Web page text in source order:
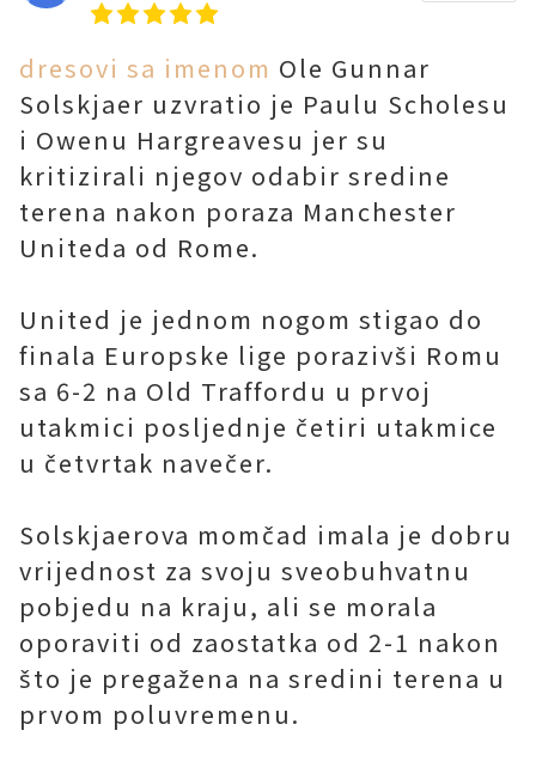
dresovi sa imenom Ole Gunnar
Solskjaer uzvratio je Paulu Scholesu
i Owenu Hargreavesu jer su
kritizirali njegov odabir sredine
terena nakon poraza Manchester
Uniteda od Rome.
United je jednom nogom stigao do
finala Europske lige porazivši Romu
sa 6-2 na Old Traffordu u prvoj
utakmici posljednje četiri utakmice
u četvrtak navečer.
Solskjaerova momčad imala je dobru
vrijednost za svoju sveobuhvatnu
pobjedu na kraju, ali se morala
oporaviti od zaostatka od 2-1 nakon
što je pregažena na sredini terena u
prvom poluvremenu.